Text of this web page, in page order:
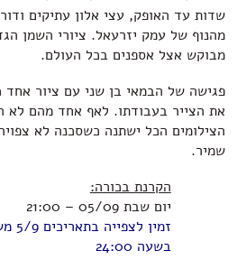
שדות עד האופק, עצי אלון עתיקים
מהנוף של עמק יזרעאל. ציורי השמן
מבוקש אצל אספנים בכל העולם.
פגישה של הבמאי בן שני עם ציור אחד
את הצייר בעבודתו. לאף אחד מהם לא
הצילומים הכל ישתנה כשסכנה לא
שמיר.
הקרנת בכורה:
יום שבת 05/09 – 21:00
בשעה 24:00